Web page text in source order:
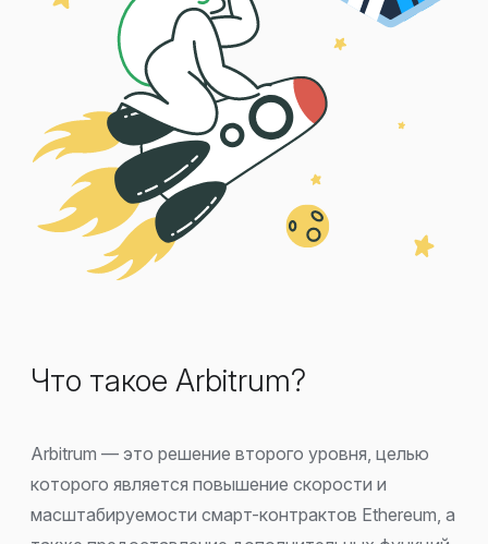
Что такое Arbitrum?
Arbitrum — это решение второго уровня, целью
которого является повышение скорости и
масштабируемости смарт-контрактов Ethereum, а